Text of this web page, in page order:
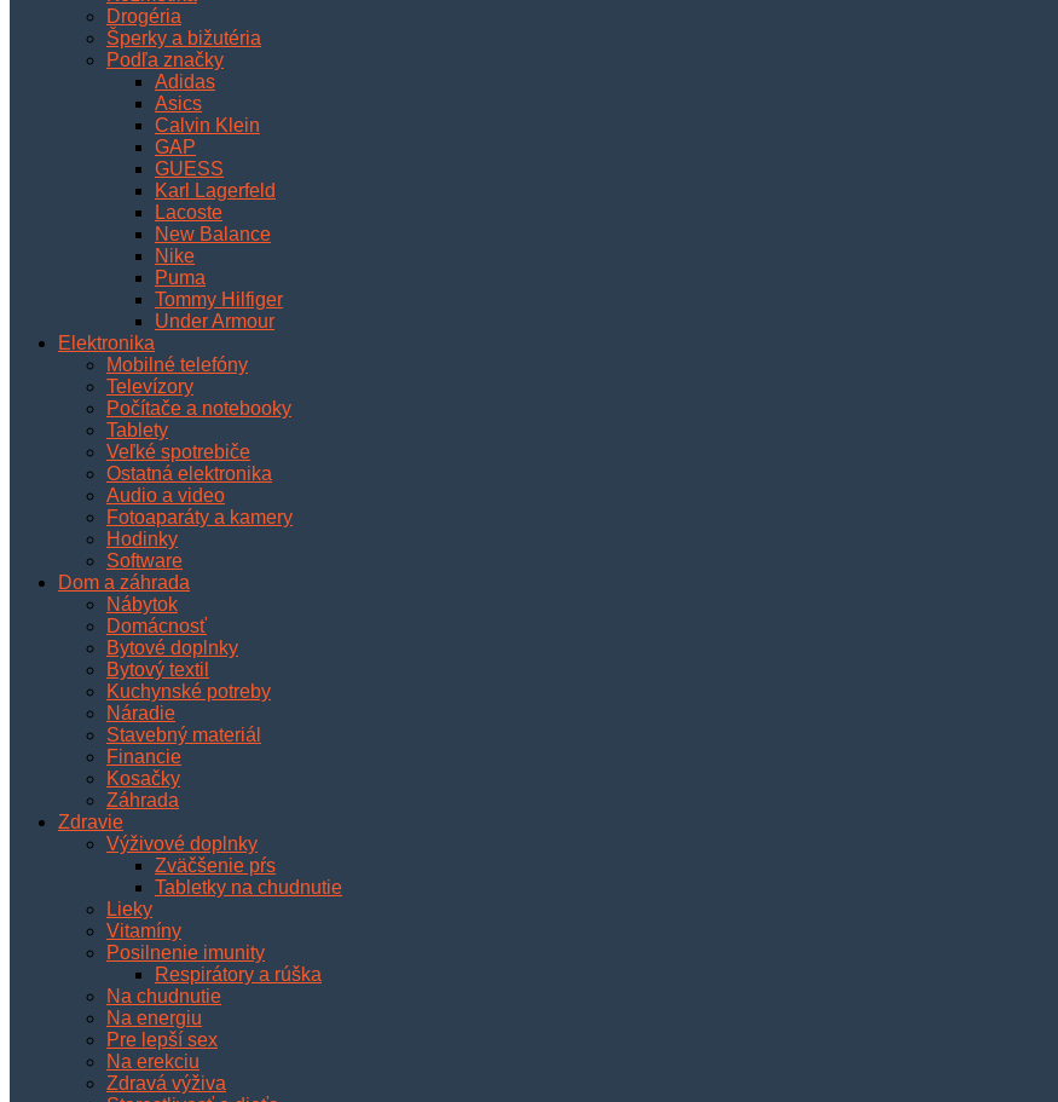
Drogéria
Šperky a bižutéria
Podľa značky
Adidas
Asics
Calvin Klein
GAP
GUESS
Karl Lagerfeld
Lacoste
New Balance
Nike
Puma
Tommy Hilfiger
Under Armour
Elektronika
Mobilné telefóny
Televízory
Počítače a notebooky
Tablety
Veľké spotrebiče
Ostatná elektronika
Audio a video
Fotoaparáty a kamery
Hodinky
Software
Dom a záhrada
Nábytok
Domácnosť
Bytové doplnky
Bytový textil
Kuchynské potreby
Náradie
Stavebný materiál
Financie
Kosačky
Záhrada
Zdravie
Výživové doplnky
Zväčšenie pŕs
Tabletky na chudnutie
Lieky
Vitamíny
Posilnenie imunity
Respirátory a rúška
Na chudnutie
Na energiu
Pre lepší sex
Na erekciu
Zdravá výživa